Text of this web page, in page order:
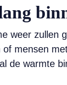
weer zullen
mensen
de warmte